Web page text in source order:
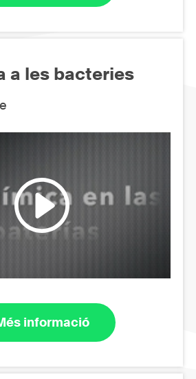
a les bacteries
informació